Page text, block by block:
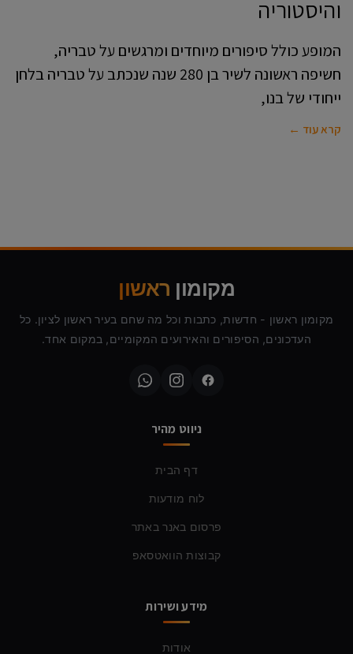
והיסטוריה
המופע כולל סיפורים מיוחדים ומרגשים על טבריה,
חשיפה ראשונה לשיר בן 280 שנה שנכתב על טבריה בלחן
ייחודי של בנו,
קרא עוד ←
מקומון ראשון
מקומון ראשון - חדשות, כתבות וכל מה שחם בעיר ראשון לציון. כל
העדכונים, הסיפורים והאירועים המקומיים, במקום אחד.
ניווט מהיר
דף הבית
לוח מודעות
פרסום באנר באתר
קבוצות הוואטסאפ
מידע ושירות
אודות